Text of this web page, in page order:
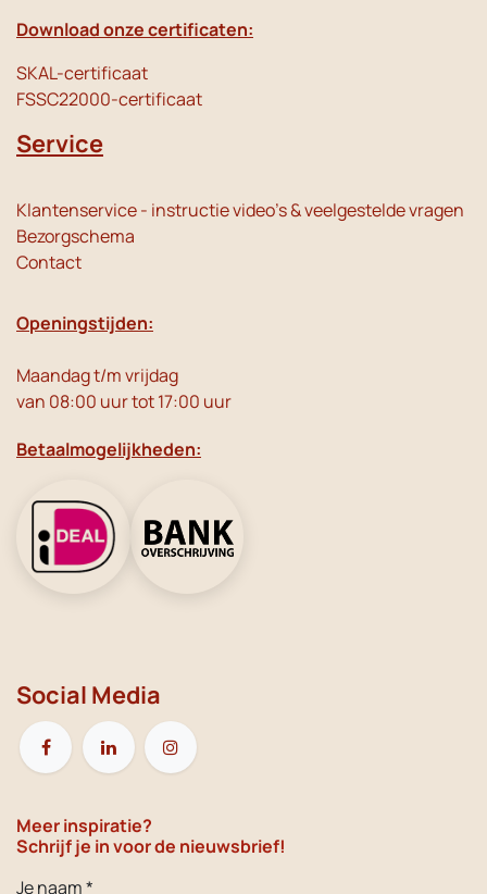
Download onze certificaten:
SKAL-certificaat
FSSC22000-certificaat
Service
Klantenservice - instructie video's & veelgestelde vragen
Bezorgschema
Contact
Openingstijden:
Maandag t/m vrijdag
van 08:00 uur tot 17:00 uur
Betaalmogelijkheden:
Social Media
Meer inspiratie?
Schrijf je in voor de nieuwsbrief!
Je naam *